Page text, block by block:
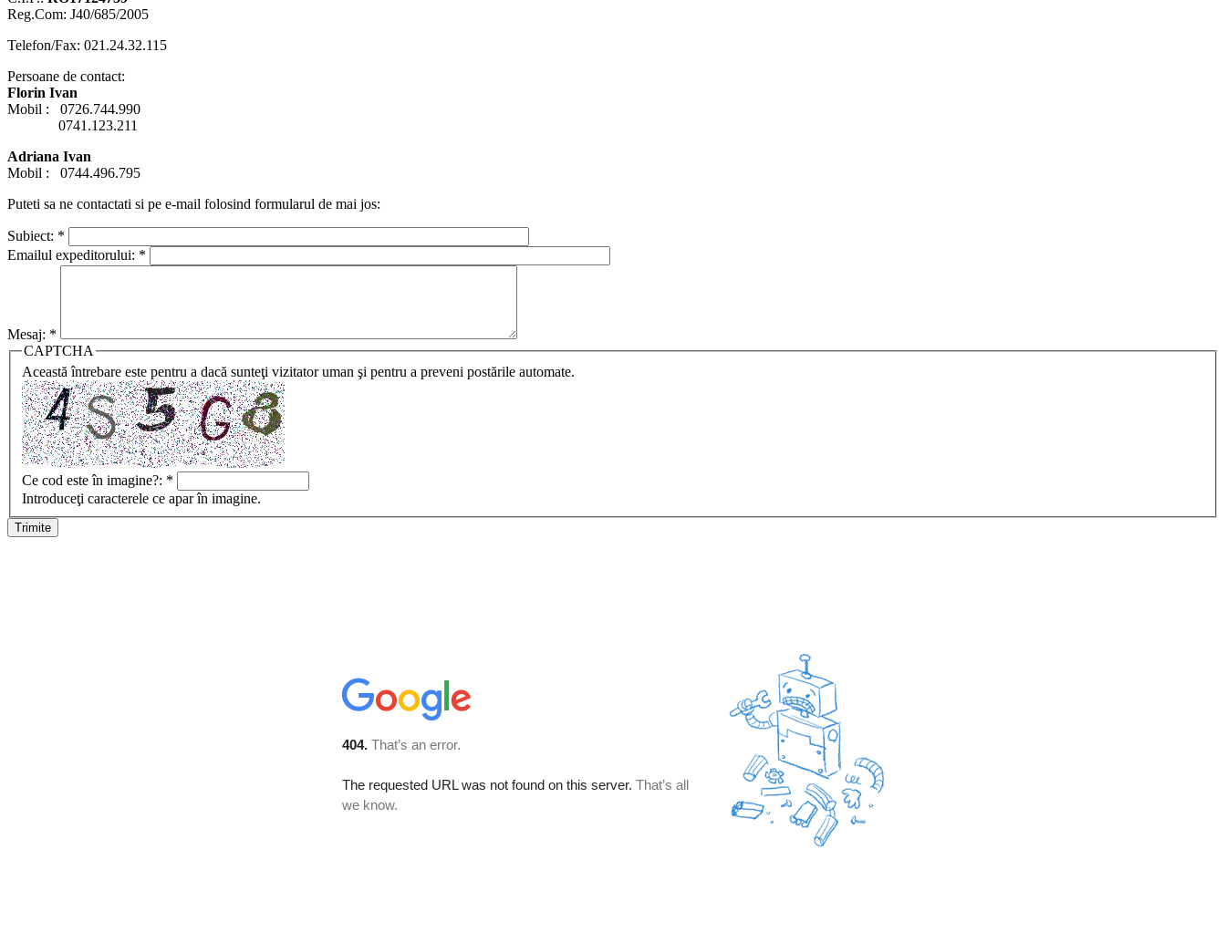
Reg.Com: J40/685/2005
Telefon/Fax: 021.24.32.115
Persoane de contact:
Florin Ivan
Mobil : 0726.744.990
0741.123.211
Adriana Ivan
Mobil : 0744.496.795
Puteti sa ne contactati si pe e-mail folosind formularul de mai jos:
Subiect: *
Emailul expeditorului: *
Mesaj: *
CAPTCHA
Această întrebare este pentru a dacă sunteţi vizitator uman şi pentru a preveni postările automate.
Ce cod este în imagine?: *
Introduceţi caracterele ce apar în imagine.